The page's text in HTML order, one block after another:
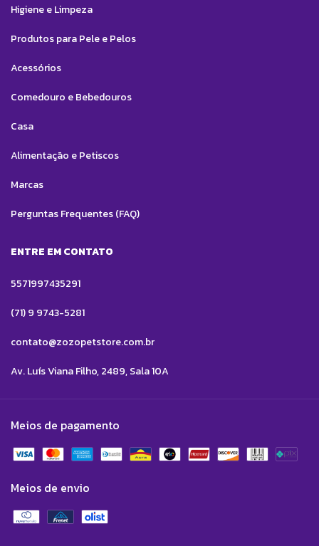
Higiene e Limpeza
Produtos para Pele e Pelos
Acessórios
Comedouro e Bebedouros
Casa
Alimentação e Petiscos
Marcas
Perguntas Frequentes (FAQ)
ENTRE EM CONTATO
5571997435291
(71) 9 9743-5281
contato@zozopetstore.com.br
Av. Luís Viana Filho, 2489, Sala 10A
Meios de pagamento
Meios de envio